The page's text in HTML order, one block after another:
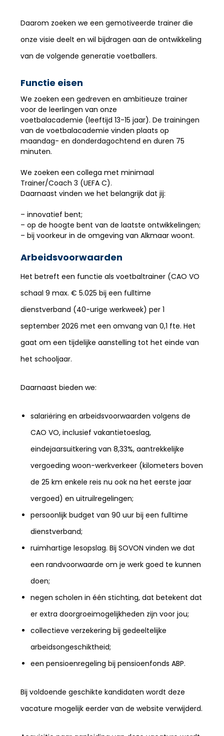
Daarom zoeken we een gemotiveerde trainer die
onze visie deelt en wil bijdragen aan de ontwikkeling
van de volgende generatie voetballers.
Functie eisen
We zoeken een gedreven en ambitieuze trainer
voor de leerlingen van onze
voetbalacademie (leeftijd 13-15 jaar). De trainingen
van de voetbalacademie vinden plaats op
maandag- en donderdagochtend en duren 75
minuten.
We zoeken een collega met minimaal
Trainer/Coach 3 (UEFA C).
Daarnaast vinden we het belangrijk dat jij:
– innovatief bent;
– op de hoogte bent van de laatste ontwikkelingen;
– bij voorkeur in de omgeving van Alkmaar woont.
Arbeidsvoorwaarden
Het betreft een functie als voetbaltrainer (CAO VO
schaal 9 max. € 5.025 bij een fulltime
dienstverband (40-urige werkweek) per 1
september 2026 met een omvang van 0,1 fte. Het
gaat om een tijdelijke aanstelling tot het einde van
het schooljaar.
Daarnaast bieden we:
salariëring en arbeidsvoorwaarden volgens de
CAO VO, inclusief vakantietoeslag,
eindejaarsuitkering van 8,33%, aantrekkelijke
vergoeding woon-werkverkeer (kilometers boven
de 25 km enkele reis nu ook na het eerste jaar
vergoed) en uitruilregelingen;
persoonlijk budget van 90 uur bij een fulltime
dienstverband;
ruimhartige lesopslag. Bij SOVON vinden we dat
een randvoorwaarde om je werk goed te kunnen
doen;
negen scholen in één stichting, dat betekent dat
er extra doorgroeimogelijkheden zijn voor jou;
collectieve verzekering bij gedeeltelijke
arbeidsongeschiktheid;
een pensioenregeling bij pensioenfonds ABP.
Bij voldoende geschikte kandidaten wordt deze
vacature mogelijk eerder van de website verwijderd.